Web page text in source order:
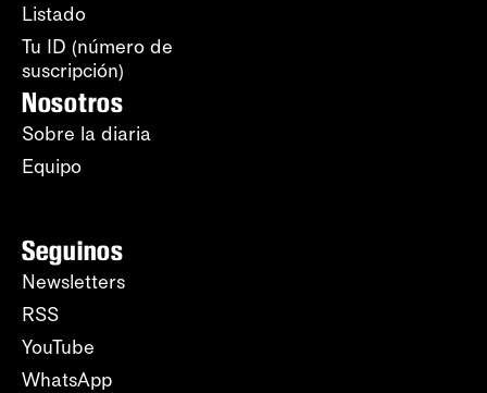
Listado
Tu ID (número de
suscripción)
Nosotros
Sobre la diaria
Equipo
Seguinos
Newsletters
RSS
YouTube
WhatsApp